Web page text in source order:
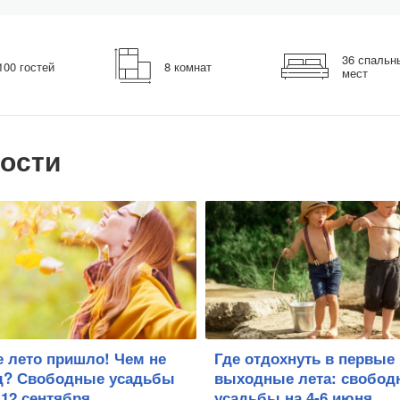
гостей 8 комнат 36
мест
лето пришло! Чем не
Свободные усадьбы
Где отдохнуть в первые
выходные лета: